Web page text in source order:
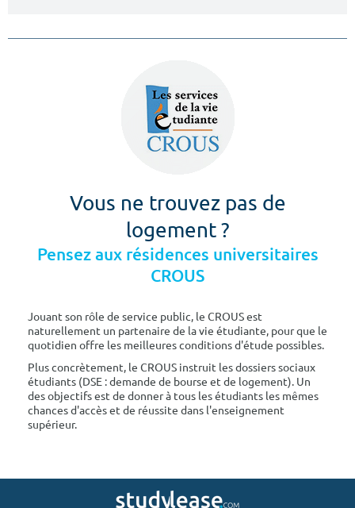
Vous ne trouvez pas de
logement ?
Pensez aux résidences universitaires
CROUS
Jouant son rôle de service public, le CROUS est
naturellement un partenaire de la vie étudiante, pour que le
quotidien offre les meilleures conditions d'étude possibles.
Plus concrètement, le CROUS instruit les dossiers sociaux
étudiants (DSE : demande de bourse et de logement). Un
des objectifs est de donner à tous les étudiants les mêmes
chances d'accès et de réussite dans l'enseignement
supérieur.